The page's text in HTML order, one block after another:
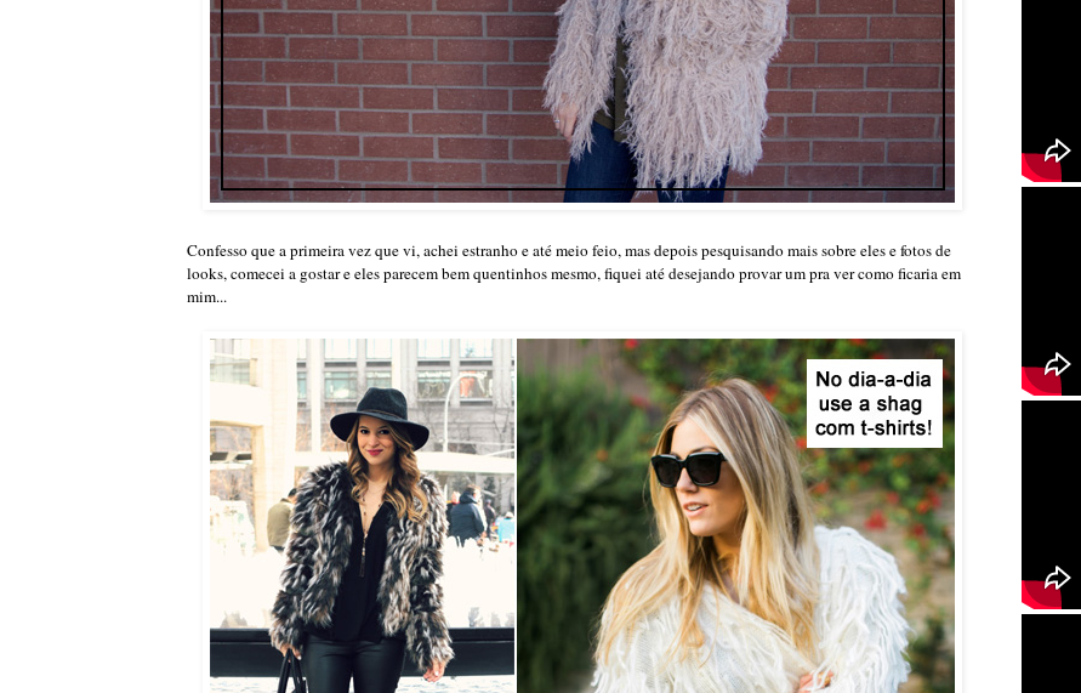
Confesso que a primeira vez que vi, achei estranho e até meio feio, mas depois pesquisando mais sobre eles e fotos de
looks, comecei a gostar e eles parecem bem quentinhos mesmo, fiquei até desejando provar um pra ver como ficaria em
mim...